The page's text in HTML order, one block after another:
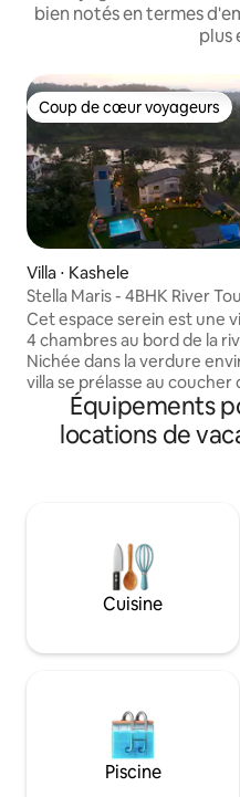
bien notés en termes
plus
Coup de cœur voyageurs
Coup de cœur voyageurs
Villa ⋅ Kashele
Stella Maris - 4BHK River
Karjat
Cet espace serein est une
4 chambres au bord de la
Nichée dans la verdure
villa se prélasse au coucher
chaque soir en créant sa
peinture ! Bénéficiant d'un Machan pour
savourer votre café du
vos enfants et animaux de
d'un jacuzzi 6 places pour
muscles, d'une cuisine
d'un coin repas, etc. Alors détendez-
réservations STAG, s'il vous
Équipements
locations de
Cuisine
Piscine